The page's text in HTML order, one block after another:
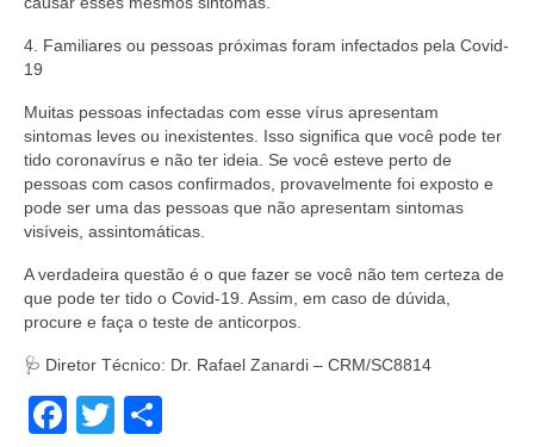
4. Familiares ou pessoas próximas foram infectados pela Covid-
19
Muitas pessoas infectadas com esse vírus apresentam
sintomas leves ou inexistentes. Isso significa que você pode ter
tido coronavírus e não ter ideia. Se você esteve perto de
pessoas com casos confirmados, provavelmente foi exposto e
pode ser uma das pessoas que não apresentam sintomas
visíveis, assintomáticas.
A verdadeira questão é o que fazer se você não tem certeza de
que pode ter tido o Covid-19. Assim, em caso de dúvida,
procure e faça o teste de anticorpos.
🩺 Diretor Técnico: Dr. Rafael Zanardi – CRM/SC8814
Facebook
Twitter